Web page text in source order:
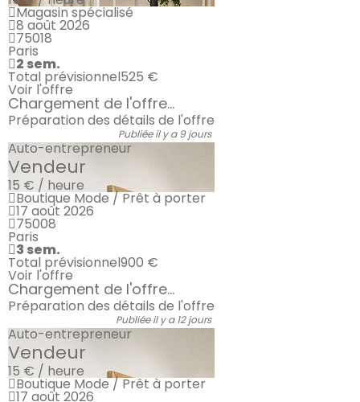
Magasin spécialisé
8 août 2026
75018
Paris
2 sem.
Total prévisionnel525 €
Voir l'offre
Chargement de l'offre...
Préparation des détails de l'offre
Publiée il y a 9 jours
Auto-entrepreneur
Vendeur
15 € / heure
Boutique Mode / Prêt à porter
17 août 2026
75008
Paris
3 sem.
Total prévisionnel900 €
Voir l'offre
Chargement de l'offre...
Préparation des détails de l'offre
Publiée il y a 12 jours
Auto-entrepreneur
Vendeur
15 € / heure
Boutique Mode / Prêt à porter
17 août 2026